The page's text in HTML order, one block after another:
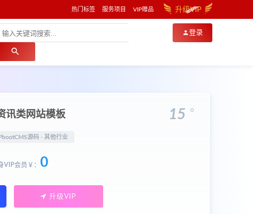
热门标签 服务项目 VIP赠品 升级VIP
登录
讯类网站模板 15
。
源码 - 其他行业
VIP会员￥： 0
升级VIP